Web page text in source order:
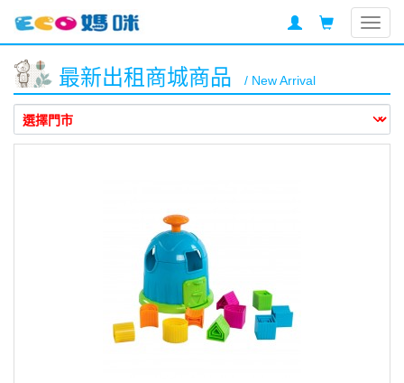
最新出租商城商品 / New Arrival